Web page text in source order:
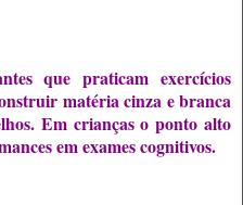
que praticam exercícios
matéria cinza e branca
Em crianças o ponto alto
em exames cognitivos.